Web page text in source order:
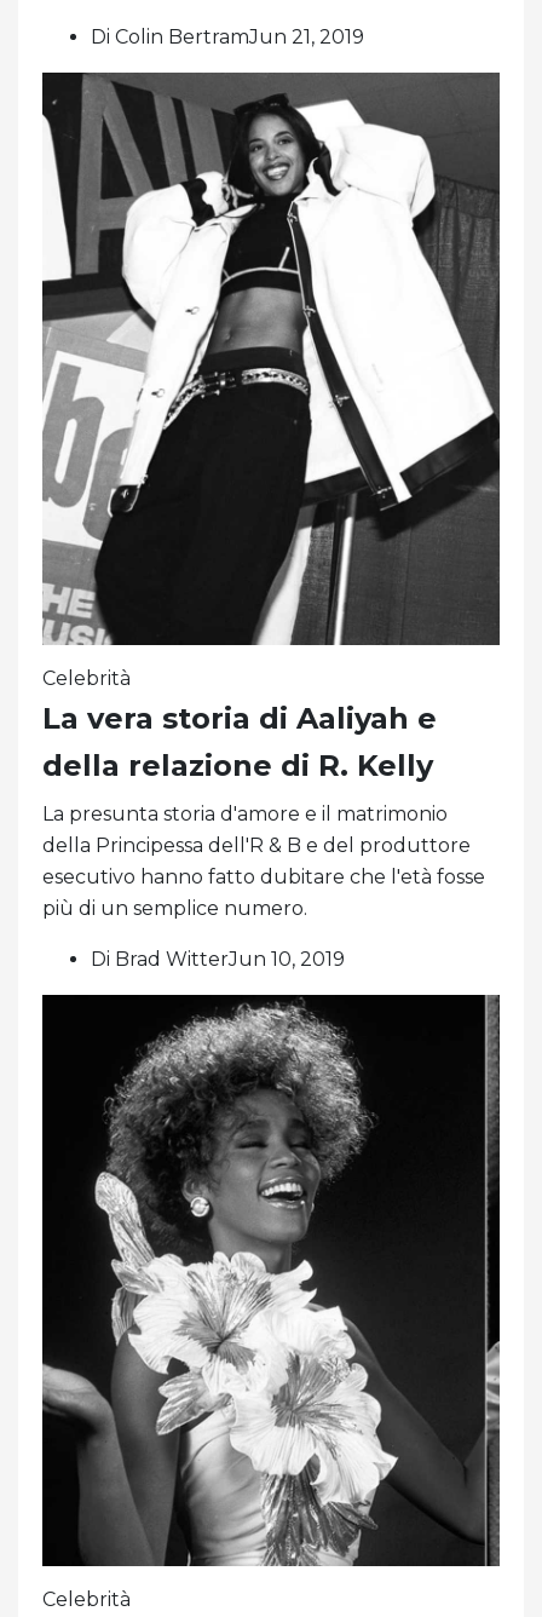
Di Colin BertramJun 21, 2019
Celebrità
La vera storia di Aaliyah e
della relazione di R. Kelly
La presunta storia d'amore e il matrimonio
della Principessa dell'R & B e del produttore
esecutivo hanno fatto dubitare che l'età fosse
più di un semplice numero.
Di Brad WitterJun 10, 2019
Celebrità